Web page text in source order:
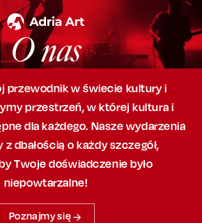
O nas
przewodnik w świecie kultury i
przestrzeń,w której kultura i
dla każdego. Nasze wydarzenia
z dbałością o każdy szczegół,
Twoje doświadczenie było
niepowtarzalne!
Poznajmy się